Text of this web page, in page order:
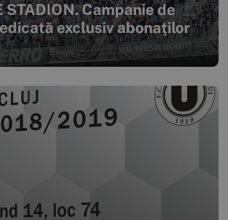
STADION. Campanie de
exclusiv abonaţilor